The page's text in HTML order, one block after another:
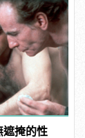
遮掩的性